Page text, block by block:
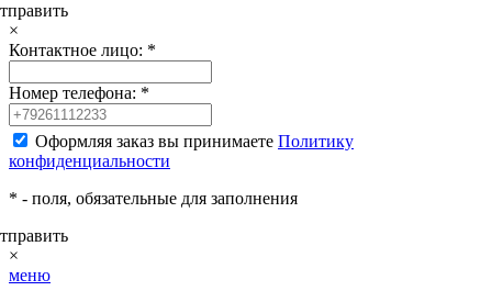
×
Контактное лицо: *
Номер телефона: *
Оформляя заказ вы принимаете Политику
конфиденциальности
* - поля, обязательные для заполнения
×
меню